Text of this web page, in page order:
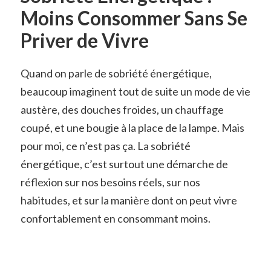
Moins Consommer Sans Se
Priver de Vivre
Quand on parle de sobriété énergétique,
beaucoup imaginent tout de suite un mode de vie
austère, des douches froides, un chauffage
coupé, et une bougie à la place de la lampe. Mais
pour moi, ce n’est pas ça. La sobriété
énergétique, c’est surtout une démarche de
réflexion sur nos besoins réels, sur nos
habitudes, et sur la manière dont on peut vivre
confortablement en consommant moins.